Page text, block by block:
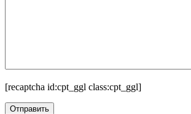
[recaptcha id:cpt_ggl class:cpt_ggl]